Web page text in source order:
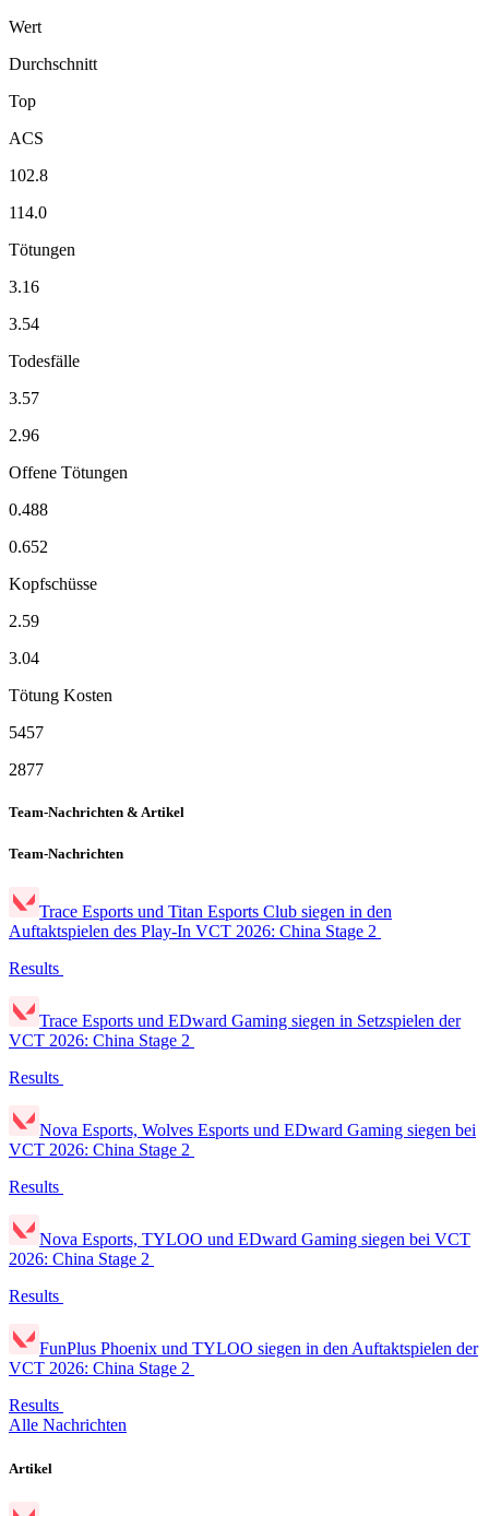
Wert
Durchschnitt
Top
ACS
102.8
114.0
Tötungen
3.16
3.54
Todesfälle
3.57
2.96
Offene Tötungen
0.488
0.652
Kopfschüsse
2.59
3.04
Tötung Kosten
5457
2877
Team-Nachrichten & Artikel
Team-Nachrichten
Trace Esports und Titan Esports Club siegen in den
Auftaktspielen des Play-In VCT 2026: China Stage 2
Results
Trace Esports und EDward Gaming siegen in Setzspielen der
VCT 2026: China Stage 2
Results
Nova Esports, Wolves Esports und EDward Gaming siegen bei
VCT 2026: China Stage 2
Results
Nova Esports, TYLOO und EDward Gaming siegen bei VCT
2026: China Stage 2
Results
FunPlus Phoenix und TYLOO siegen in den Auftaktspielen der
VCT 2026: China Stage 2
Results
Alle Nachrichten
Artikel